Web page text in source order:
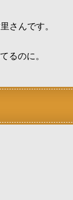
さんです。
るのに。